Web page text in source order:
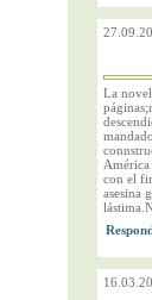
La
con el
asesina